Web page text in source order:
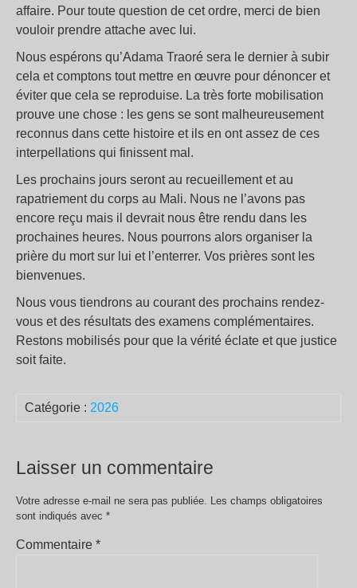
affaire. Pour toute question de cet ordre, merci de bien
vouloir prendre attache avec lui.
Nous espérons qu’Adama Traoré sera le dernier à subir
cela et comptons tout mettre en œuvre pour dénoncer et
éviter que cela se reproduise. La très forte mobilisation
prouve une chose : les gens se sont malheureusement
reconnus dans cette histoire et ils en ont assez de ces
interpellations qui finissent mal.
Les prochains jours seront au recueillement et au
rapatriement du corps au Mali. Nous ne l’avons pas
encore reçu mais il devrait nous être rendu dans les
prochaines heures. Nous pourrons alors organiser la
prière du mort sur lui et l’enterrer. Vos prières sont les
bienvenues.
Nous vous tiendrons au courant des prochains rendez-
vous et des résultats des examens complémentaires.
Restons mobilisés pour que la vérité éclate et que justice
soit faite.
Catégorie : 2026
Laisser un commentaire
Votre adresse e-mail ne sera pas publiée. Les champs obligatoires
sont indiqués avec *
Commentaire *